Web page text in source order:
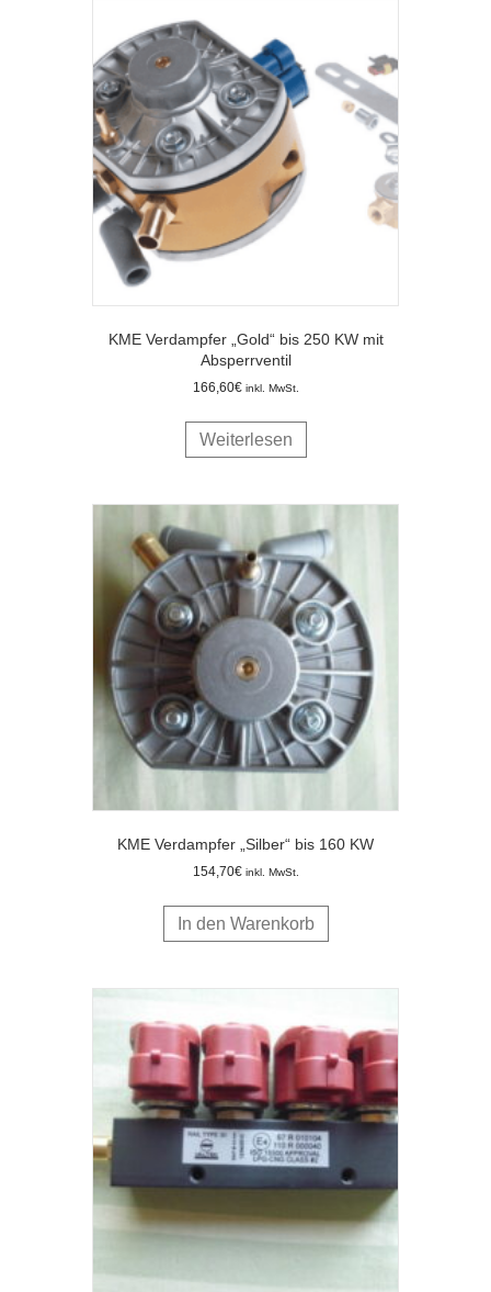
KME Verdampfer „Gold“ bis 250 KW mit
Absperrventil
166,60€ inkl. MwSt.
Weiterlesen
KME Verdampfer „Silber“ bis 160 KW
154,70€ inkl. MwSt.
In den Warenkorb